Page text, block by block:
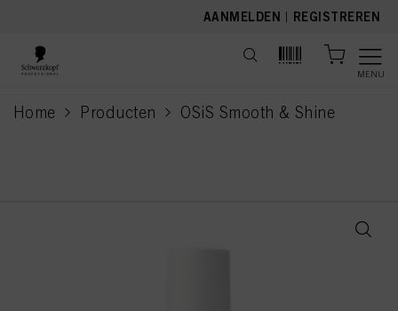
AANMELDEN | REGISTREREN
MENU
Home Producten OSiS Smooth & Shine
current page